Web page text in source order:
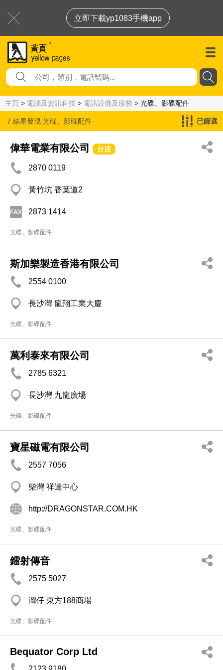
立即下載yp1083手機app
主頁 > 電腦及資訊科技 > 電訊設備及服務 > 光碟、影碟配件
7 結果發現 光碟、影碟配件 已篩選
偉華電業有限公司 分店
2870 0119
黃竹坑 香葉道2
2873 1414
光碟、影碟配件
斯加樂製造香港有限公司
2554 0100
長沙灣 龍翔工業大廈
光碟、影碟配件
萬利泰來有限公司
2785 6321
長沙灣 九龍廣場
光碟、影碟配件
寶星磁電有限公司
2557 7056
柴灣 祥達中心
http://DRAGONSTAR.COM.HK
光碟、影碟配件
鐳射傳音
2575 5027
灣仔 東方188商場
光碟、影碟配件
Bequator Corp Ltd